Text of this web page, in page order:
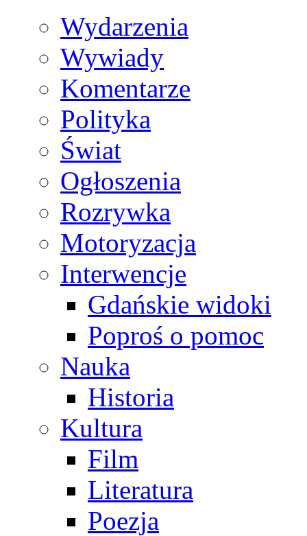
Wydarzenia
Wywiady
Komentarze
Polityka
Świat
Ogłoszenia
Rozrywka
Motoryzacja
Interwencje
Gdańskie widoki
Poproś o pomoc
Nauka
Historia
Kultura
Film
Literatura
Poezja